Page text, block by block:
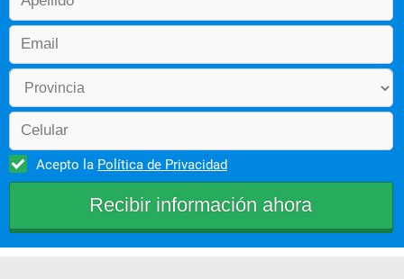
Acepto la Política de Privacidad